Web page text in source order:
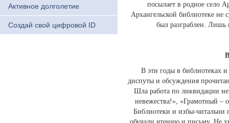
Активное долголетие
Создай свой цифровой ID
посылает в родное село
Архангельской библиотеке не
был разграблен. Лишь
В эти годы в библиотеках
диспуты и обсуждения
Шла работа по ликвидации
невежества!», «Грамотный –
Библиотеки и избы-читальни